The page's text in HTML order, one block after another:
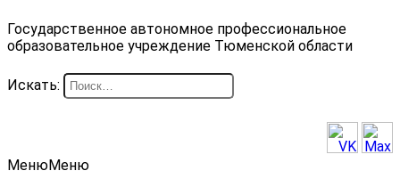
Государственное автономное профессиональное
образовательное учреждение Тюменской области
Искать:
МенюМеню